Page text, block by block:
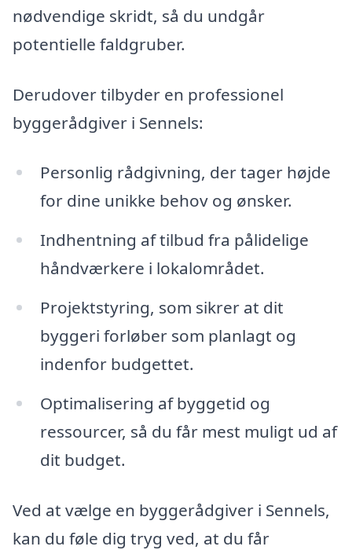
nødvendige skridt, så du undgår
potentielle faldgruber.
Derudover tilbyder en professionel
byggerådgiver i Sennels:
Personlig rådgivning, der tager højde
for dine unikke behov og ønsker.
Indhentning af tilbud fra pålidelige
håndværkere i lokalområdet.
Projektstyring, som sikrer at dit
byggeri forløber som planlagt og
indenfor budgettet.
Optimalisering af byggetid og
ressourcer, så du får mest muligt ud af
dit budget.
Ved at vælge en byggerådgiver i Sennels,
kan du føle dig tryg ved, at du får